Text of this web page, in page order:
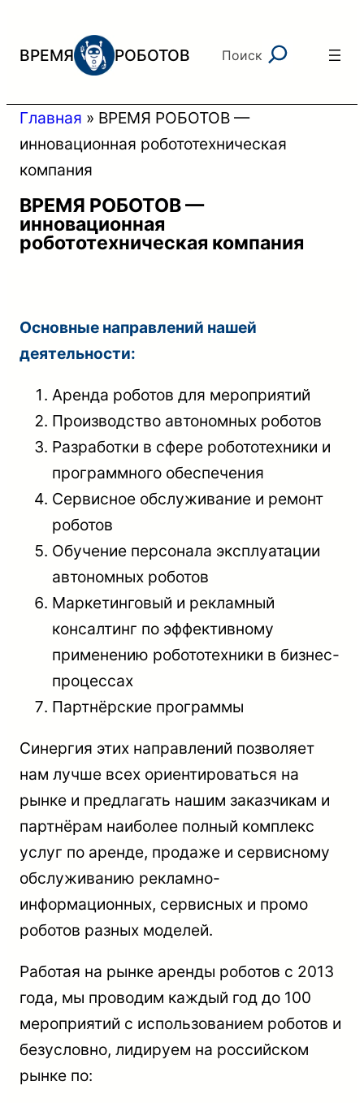
содержимому
ВРЕМЯ РОБОТОВ Поиск Поиск
Главная » ВРЕМЯ РОБОТОВ —
инновационная робототехническая
компания
ВРЕМЯ РОБОТОВ —
инновационная
робототехническая компания
Основные направлений нашей
деятельности:
Аренда роботов для мероприятий
Производство автономных роботов
Разработки в сфере робототехники и
программного обеспечения
Сервисное обслуживание и ремонт
роботов
Обучение персонала эксплуатации
автономных роботов
Маркетинговый и рекламный
консалтинг по эффективному
применению робототехники в бизнес-
процессах
Партнёрские программы
Синергия этих направлений позволяет
нам лучше всех ориентироваться на
рынке и предлагать нашим заказчикам и
партнёрам наиболее полный комплекс
услуг по аренде, продаже и сервисному
обслуживанию рекламно-
информационных, сервисных и промо
роботов разных моделей.
Работая на рынке аренды роботов с 2013
года, мы проводим каждый год до 100
мероприятий с использованием роботов и
безусловно, лидируем на российском
рынке по: